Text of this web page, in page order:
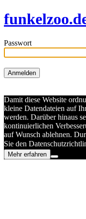
Passwort
Damit diese Website
kleine Datendateien auf
werden. Darüber hinaus
kontinuierlichen
auf Wunsch ablehnen.
Sie den
Mehr erfahren